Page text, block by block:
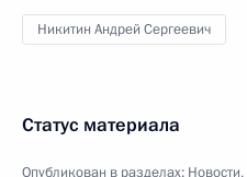
Никитин Андрей Сергеевич
Статус материала
Опубликован в разделах: Новости,